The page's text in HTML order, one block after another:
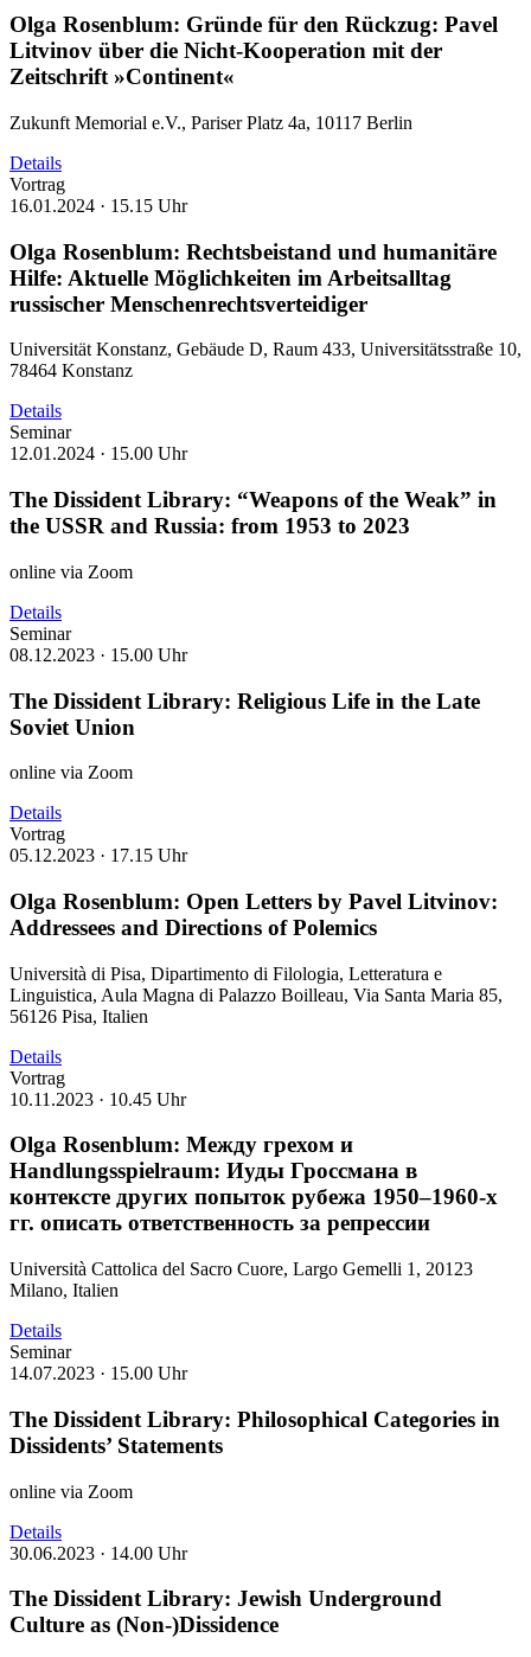
Olga Rosenblum: Gründe für den Rückzug: Pavel
Litvinov über die Nicht-Kooperation mit der
Zeitschrift »Continent«
Zukunft Memorial e.V., Pariser Platz 4a, 10117 Berlin
Details
Vortrag
16.01.2024 · 15.15 Uhr
Olga Rosenblum: Rechtsbeistand und humanitäre
Hilfe: Aktuelle Möglichkeiten im Arbeitsalltag
russischer Menschenrechtsverteidiger
Universität Konstanz, Gebäude D, Raum 433, Universitätsstraße 10,
78464 Konstanz
Details
Seminar
12.01.2024 · 15.00 Uhr
The Dissident Library: “Weapons of the Weak” in
the USSR and Russia: from 1953 to 2023
online via Zoom
Details
Seminar
08.12.2023 · 15.00 Uhr
The Dissident Library: Religious Life in the Late
Soviet Union
online via Zoom
Details
Vortrag
05.12.2023 · 17.15 Uhr
Olga Rosenblum: Open Letters by Pavel Litvinov:
Addressees and Directions of Polemics
Università di Pisa, Dipartimento di Filologia, Letteratura e
Linguistica, Aula Magna di Palazzo Boilleau, Via Santa Maria 85,
56126 Pisa, Italien
Details
Vortrag
10.11.2023 · 10.45 Uhr
Olga Rosenblum: Между грехом и
Handlungsspielraum: Иуды Гроссмана в
контексте других попыток рубежа 1950–1960-х
гг. описать ответственность за репрессии
Università Cattolica del Sacro Cuore, Largo Gemelli 1, 20123
Milano, Italien
Details
Seminar
14.07.2023 · 15.00 Uhr
The Dissident Library: Philosophical Categories in
Dissidents’ Statements
online via Zoom
Details
30.06.2023 · 14.00 Uhr
The Dissident Library: Jewish Underground
Culture as (Non-)Dissidence